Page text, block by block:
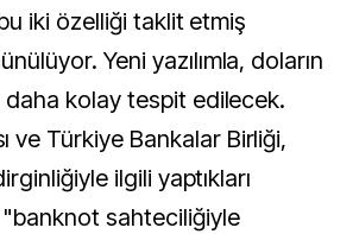
iki özelliği taklit etmiş
Yeni yazılımla, doların
daha kolay tespit edilecek.
ve Türkiye Bankalar Birliği,
ilgili yaptıkları
"banknot sahteciliğiyle